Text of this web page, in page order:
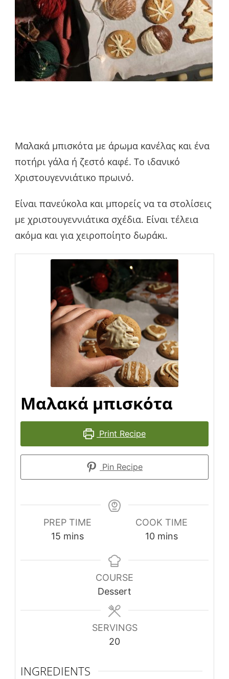
Μαλακά μπισκότα με άρωμα κανέλας και ένα
ποτήρι γάλα ή ζεστό καφέ. Το ιδανικό
Χριστουγεννιάτικο πρωινό.
Είναι πανεύκολα και μπορείς να τα στολίσεις
με χριστουγεννιάτικα σχέδια. Είναι τέλεια
ακόμα και για χειροποίητο δωράκι.
Μαλακά μπισκότα
Print Recipe
Pin Recipe
PREP TIME
15 minutes
mins
COOK TIME
10minutes
mins
COURSE
Dessert
SERVINGS
20
INGREDIENTS